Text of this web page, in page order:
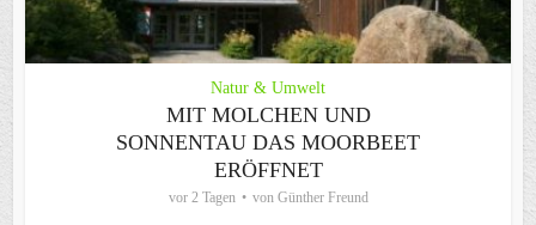
Natur & Umwelt
MIT MOLCHEN UND
SONNENTAU DAS MOORBEET
ERÖFFNET
vor 2 Tagen von Günther Freund